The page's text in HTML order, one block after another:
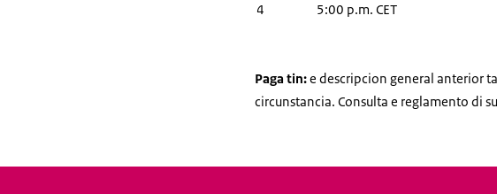
4
5:00 p.m. CET
Paga tin:e descripcion general anterior
circunstancia. Consulta e reglamento di